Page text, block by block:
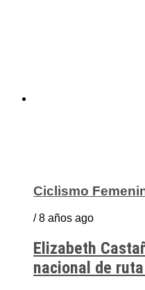
Ciclismo
/ 8 años ago
Elizabeth
nacional de